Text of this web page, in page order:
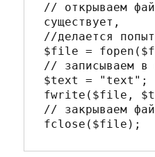
// открываем
существует,
//делается
$file =
// записываем в
$text = "text";
fwrite($file,
// закрываем